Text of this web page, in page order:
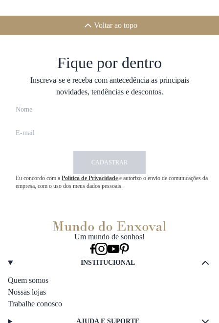
Voltar ao topo
Fique por dentro
Inscreva-se e receba com antecedência as principais
novidades, tendências e descontos.
CADASTRAR
Eu concordo com a Política de Privacidade e autorizo o envio de comunicações da
empresa, com o uso dos meus dados pessoais.
Um mundo de sonhos!
INSTITUCIONAL
Quem somos
Nossas lojas
Trabalhe conosco
AJUDA E SUPORTE